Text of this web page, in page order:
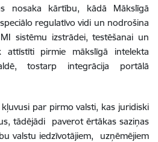
nosaka kārtību, kādā Mākslīgā
regulatīvo vidi un nodrošina
sistēmu izstrādei, testēšanai un
attīstīti pirmie mākslīgā intelekta
tostarp integrācija portālā
par pirmo valsti, kas juridiski
tādējādi paverot ērtākas saziņas
valstu iedzīvotājiem, uzņēmējiem